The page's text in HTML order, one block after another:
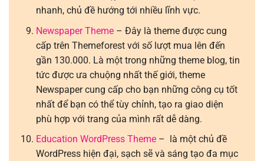
nhanh, chủ đề hướng tới nhiều lĩnh vực.
Newspaper Theme– Đây là theme được cung
cấp trên Themeforest với số lượt mua lên đến
gần 130.000. Là một trong những theme blog, tin
tức được ưa chuộng nhất thế giới, theme
Newspaper cung cấp cho bạn những công cụ tốt
nhất để bạn có thể tùy chỉnh, tạo ra giao diện
phù hợp với trang của mình rất dễ dàng.
Education WordPress Theme– là một chủ đề
WordPress hiện đại, sạch sẽ và sáng tạo đa mục